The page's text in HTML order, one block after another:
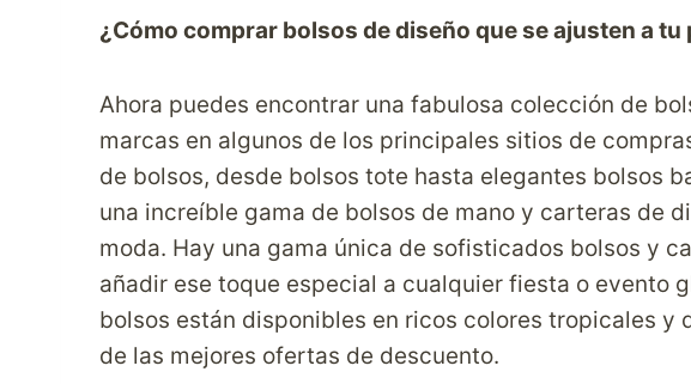
¿Cómo comprar bolsos de diseño que se ajusten a
Ahora puedes encontrar una fabulosa colección de
marcas en algunos de los principales sitios de
de bolsos, desde bolsos tote hasta elegantes bolsos
una increíble gama de bolsos de mano y carteras de
moda. Hay una gama única de sofisticados bolsos y
añadir ese toque especial a cualquier fiesta o evento
bolsos están disponibles en ricos colores tropicales y
de las mejores ofertas de descuento.